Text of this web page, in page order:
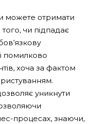
можете отримати
чи підпадає
помилково
хоча за фактом
уникнути
процесах, знаючи,